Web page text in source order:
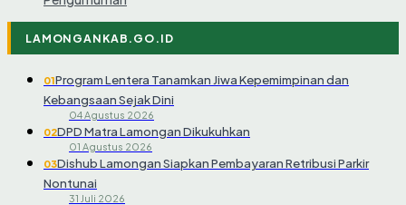
LAMONGANKAB.GO.ID
01Program Lentera Tanamkan Jiwa Kepemimpinan dan
Kebangsaan Sejak Dini
04 Agustus 2026
02DPD Matra Lamongan Dikukuhkan
01 Agustus 2026
03Dishub Lamongan Siapkan Pembayaran Retribusi Parkir
Nontunai
31 Juli 2026